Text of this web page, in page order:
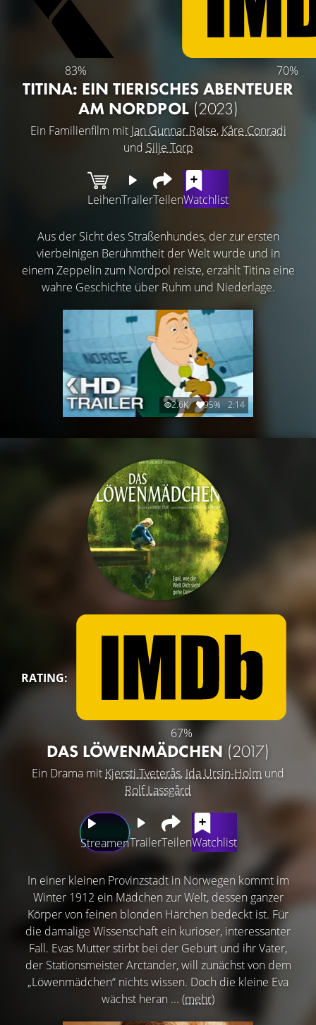
83% 70%
TITINA: EIN TIERISCHES ABENTEUER
AM NORDPOL(2023)
Ein Familienfilm mit Jan Gunnar Røise, Kåre Conradi
und Silje Torp
LeihenTrailerTeilenWatchlist
Aus der Sicht des Straßenhundes, der zur ersten
vierbeinigen Berühmtheit der Welt wurde und in
einem Zeppelin zum Nordpol reiste, erzählt Titina eine
wahre Geschichte über Ruhm und Niederlage.
2.6K 95% 2:14
RATING:
67%
DAS LÖWENMÄDCHEN (2017)
Ein Drama mit Kjersti Tveterås, Ida Ursin-Holm und
Rolf Lassgård
StreamenTrailerTeilenWatchlist
In einer kleinen Provinzstadt in Norwegen kommt im
Winter 1912 ein Mädchen zur Welt, dessen ganzer
Körper von feinen blonden Härchen bedeckt ist. Für
die damalige Wissenschaft ein kurioser, interessanter
Fall. Evas Mutter stirbt bei der Geburt und ihr Vater,
der Stationsmeister Arctander, will zunächst von dem
„Löwenmädchen“ nichts wissen. Doch die kleine Eva
wächst heran ... (mehr)